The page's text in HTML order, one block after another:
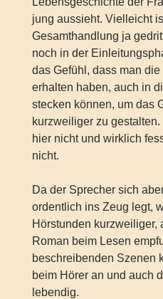
jung aussieht. Vielleicht
Gesamthandlung ja
noch in der
das Gefühl, dass man
erhalten haben, auch in
stecken können, um das
kurzweiliger zu
hier nicht und wirklich
nicht.
Da der Sprecher sich
ordentlich ins Zeug legt,
Hörstunden kurzweiliger,
Roman beim Lesen
beschreibenden Szenen
beim Hörer an und auch
lebendig.